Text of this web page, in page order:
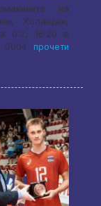
на
Холандки,
0:2, 16:20 в
2004 прочети